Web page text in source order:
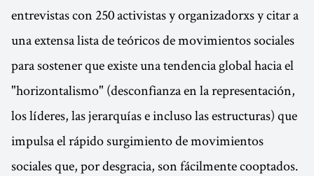
entrevistas con 250 activistas y organizadorxs y citar a
una extensa lista de teóricos de movimientos sociales
para sostener que existe una tendencia global hacia el
"horizontalismo" (desconfianza en la representación,
los líderes, las jerarquías e incluso las estructuras) que
impulsa el rápido surgimiento de movimientos
sociales que, por desgracia, son fácilmente cooptados.